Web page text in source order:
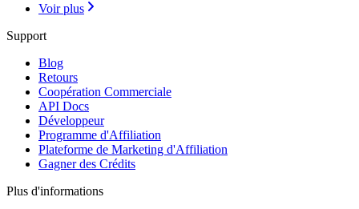
Voir plus
Support
Blog
Retours
Coopération Commerciale
API Docs
Développeur
Programme d'Affiliation
Plateforme de Marketing d'Affiliation
Gagner des Crédits
Plus d'informations